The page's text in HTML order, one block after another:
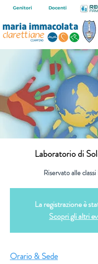
Genitori Docenti
Laboratorio di
Riservato alle
La registrazione è
Scopri gli altri
Orario & Sede